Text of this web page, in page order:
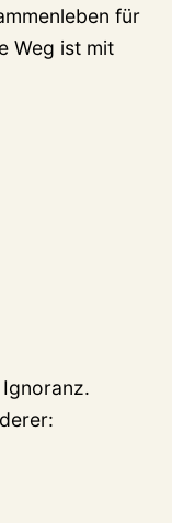
für
Weg ist mit
Ignoranz.